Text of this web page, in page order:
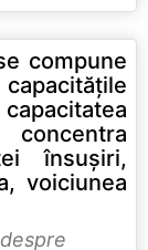
compune
însuşiri,
voiciunea